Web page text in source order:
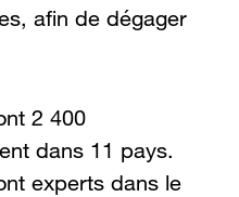
afin de dégager
2 400
dans 11 pays.
experts dans le